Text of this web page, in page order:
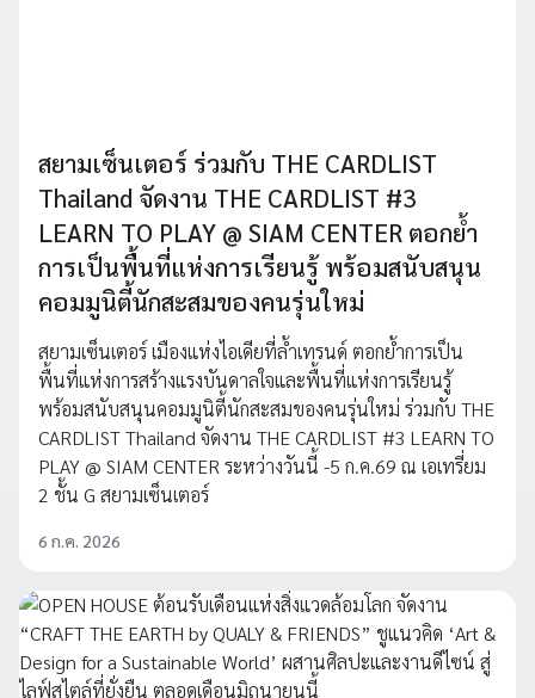
สยามเซ็นเตอร์ ร่วมกับ THE CARDLIST
Thailand จัดงาน THE CARDLIST #3
LEARN TO PLAY @ SIAM CENTER ตอกย้ำ
การเป็นพื้นที่แห่งการเรียนรู้ พร้อมสนับสนุน
คอมมูนิตี้นักสะสมของคนรุ่นใหม่
สยามเซ็นเตอร์ เมืองแห่งไอเดียที่ล้ำเทรนด์ ตอกย้ำการเป็น
พื้นที่แห่งการสร้างแรงบันดาลใจและพื้นที่แห่งการเรียนรู้
พร้อมสนับสนุนคอมมูนิตี้นักสะสมของคนรุ่นใหม่ ร่วมกับ THE
CARDLIST Thailand จัดงาน THE CARDLIST #3 LEARN TO
PLAY @ SIAM CENTER ระหว่างวันนี้ -5 ก.ค.69 ณ เอเทรี่ยม
2 ชั้น G สยามเซ็นเตอร์
6 ก.ค. 2026